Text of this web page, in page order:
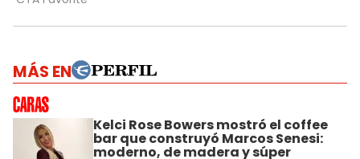
MÁS EN
Kelci Rose Bowers mostró el coffee
bar que construyó Marcos Senesi:
moderno, de madera y súper